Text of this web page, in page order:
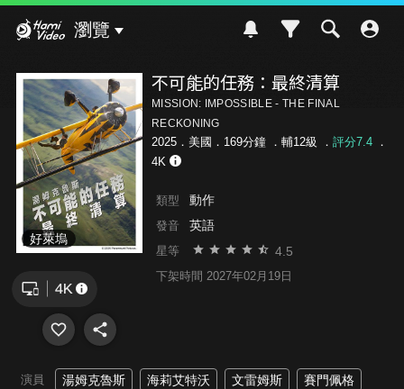
瀏覽
好萊塢
不可能的任務：最終清算
MISSION: IMPOSSIBLE - THE FINAL
RECKONING
2025．美國．169分鐘 ． 輔12級 ． 評分7.4．
4K
類型 動作
發音 英語
星等 4.5
下架時間 2027年02月19日
演員 湯姆克魯斯 海莉艾特沃 文雷姆斯
賽門佩格